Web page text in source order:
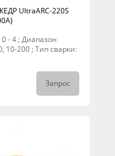
UltraARC-220S
- 4 ; Диапазон
10-200 ; Тип сварки:
Запрос